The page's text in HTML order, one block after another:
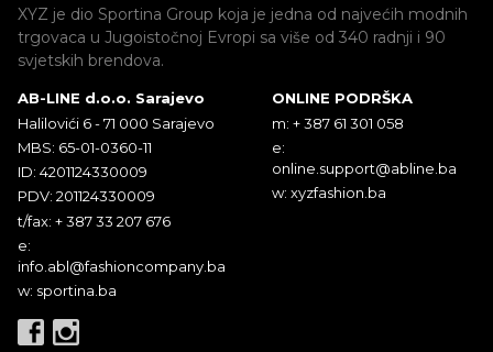
XYZ je dio Sportina Group koja je jedna od najvećih modnih
trgovaca u Jugoistočnoj Evropi sa više od 340 radnji i 90
svjetskih brendova.
AB-LINE d.o.o. Sarajevo
Halilovići 6 - 71 000 Sarajevo
MBS: 65-01-0360-11
ID: 4201124330009
PDV: 201124330009
t/fax: + 387 33 207 676
e:
info.abl@fashioncompany.ba
w: sportina.ba
ONLINE PODRŠKA
m: + 387 61 301 058
e:
online.support@abline.ba
w: xyzfashion.ba